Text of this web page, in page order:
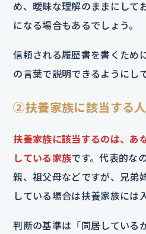
め、曖昧な理解のままにして
になる場合もあるでしょう。
信頼される履歴書を書くため
の言葉で説明できるようにし
②扶養家族に該当する人
扶養家族に該当するのは、あ
している家族です。代表的な
親、祖父母などですが、兄弟
している場合は扶養家族には
判断の基準は「同居している